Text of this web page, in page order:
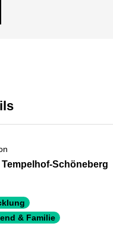
Tempelhof-Schöneberg
& Familie